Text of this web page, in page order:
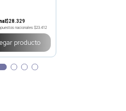
$28.329
nacionales $23.412
producto